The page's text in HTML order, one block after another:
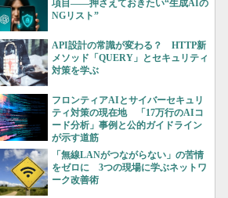
項目――押さえておきたい“生成AIの
NGリスト”
API設計の常識が変わる？ HTTP新
メソッド「QUERY」とセキュリティ
対策を学ぶ
フロンティアAIとサイバーセキュリ
ティ対策の現在地 「17万行のAIコ
ード分析」事例と公的ガイドライン
が示す道筋
「無線LANがつながらない」の苦情
をゼロに 3つの現場に学ぶネットワ
ーク改善術